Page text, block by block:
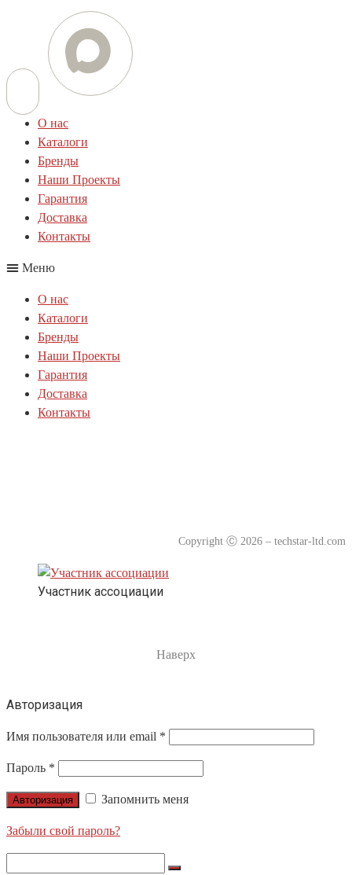
О нас
Каталоги
Бренды
Наши Проекты
Гарантия
Доставка
Контакты
Меню
О нас
Каталоги
Бренды
Наши Проекты
Гарантия
Доставка
Контакты
Copyright Ⓒ 2026 – techstar-ltd.com
Участник ассоциации
Наверх
Авторизация
Имя пользователя или email *
Пароль *
Авторизация Запомнить меня
Забыли свой пароль?